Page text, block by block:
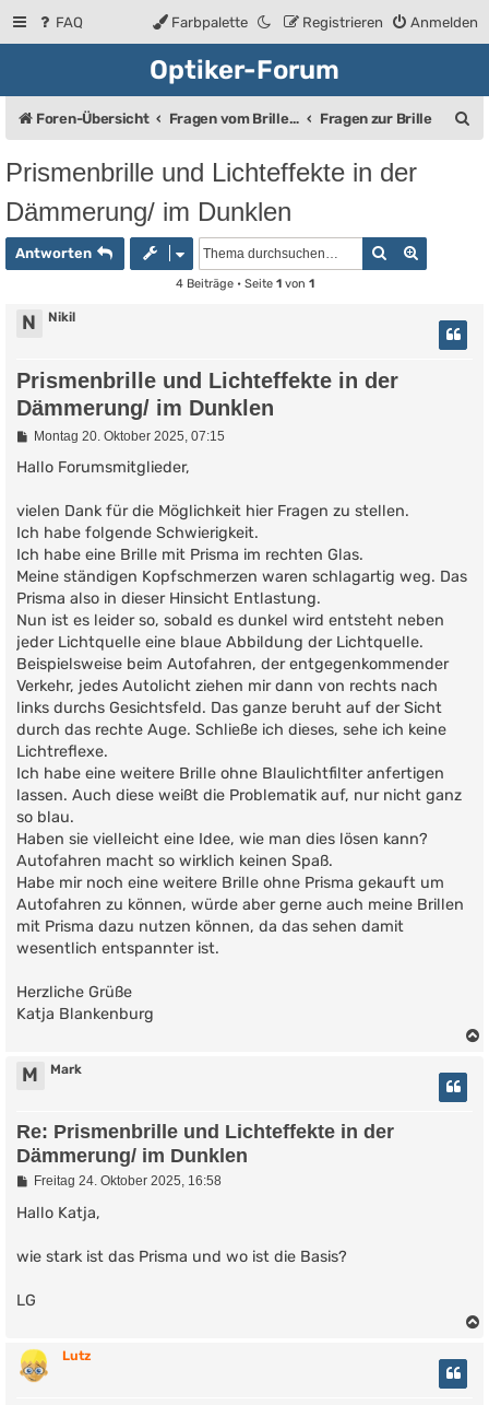
FAQ Anmelden
Registrieren
Farbpalette
Optiker-Forum
Foren-Übersicht Fragen vom Brillenträger an den Augenoptiker Fragen zur Brille
Prismenbrille und Lichteffekte in der
Dämmerung/ im Dunklen
Antworten Suche
4 Beiträge • Seite 1von 1
N Nikil
Prismenbrille und Lichteffekte in der
Dämmerung/ im Dunklen
B
i
a
g
Montag 20. Oktober 2025, 07:15
Hallo Forumsmitglieder,
vielen Dank für die Möglichkeit hier Fragen zu stellen.
Ich habe folgende Schwierigkeit.
Ich habe eine Brille mit Prisma im rechten Glas.
Meine ständigen Kopfschmerzen waren schlagartig weg. Das
Prisma also in dieser Hinsicht Entlastung.
Nun ist es leider so, sobald es dunkel wird entsteht neben
jeder Lichtquelle eine blaue Abbildung der Lichtquelle.
Beispielsweise beim Autofahren, der entgegenkommender
Verkehr, jedes Autolicht ziehen mir dann von rechts nach
links durchs Gesichtsfeld. Das ganze beruht auf der Sicht
durch das rechte Auge. Schließe ich dieses, sehe ich keine
Lichtreflexe.
Ich habe eine weitere Brille ohne Blaulichtfilter anfertigen
lassen. Auch diese weißt die Problematik auf, nur nicht ganz
so blau.
Haben sie vielleicht eine Idee, wie man dies lösen kann?
Autofahren macht so wirklich keinen Spaß.
Habe mir noch eine weitere Brille ohne Prisma gekauft um
Autofahren zu können, würde aber gerne auch meine Brillen
mit Prisma dazu nutzen können, da das sehen damit
wesentlich entspannter ist.
Herzliche Grüße
Katja Blankenburg
M Mark
Re: Prismenbrille und Lichteffekte in der
Dämmerung/ im Dunklen
B
i
a
Freitag 24. Oktober 2025, 16:58
Hallo Katja,
wie stark ist das Prisma und wo ist die Basis?
LG
Lutz